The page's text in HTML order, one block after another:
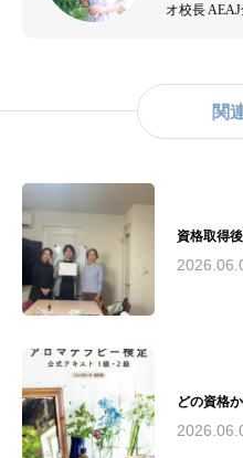
オ校長
アルケミス
の普及と教
本アロマ環
ティックケ
マ環境協会
動： - アヤ
テラピーイ
関
資格取得
どの資格